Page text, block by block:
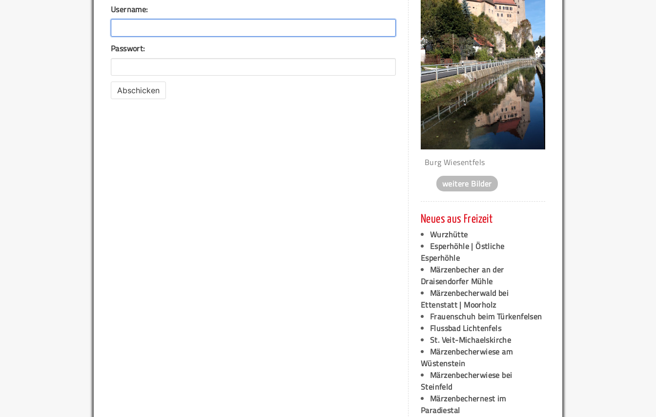
Username:
Passwort:
Burg Wiesentfels
weitere Bilder
Neues aus Freizeit
Wurzhütte
Esperhöhle | Östliche
Esperhöhle
Märzenbecher an der
Draisendorfer Mühle
Märzenbecherwald bei
Ettenstatt | Moorholz
Frauenschuh beim Türkenfelsen
Flussbad Lichtenfels
St. Veit-Michaelskirche
Märzenbecherwiese am
Wüstenstein
Märzenbecherwiese bei
Steinfeld
Märzenbechernest im
Paradiestal